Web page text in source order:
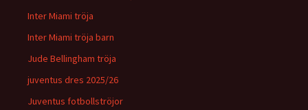
Inter Miami tröja
Inter Miami tröja barn
Jude Bellingham tröja
juventus dres 2025/26
Juventus fotbollströjor